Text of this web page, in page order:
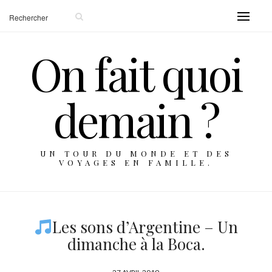
On fait quoi
demain ?
UN TOUR DU MONDE ET DES
VOYAGES EN FAMILLE.
Les sons d’Argentine – Un
dimanche à la Boca.